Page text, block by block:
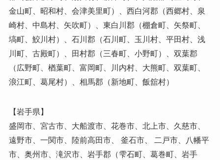
金山町、昭和村、会津美里町）、西白河郡（西郷村、泉
崎村、中島村、矢吹町）、東白川郡（棚倉町、矢祭町、
塙町、鮫川村）、石川郡（石川町、玉川村、平田村、浅
川町、古殿町）、田村郡（三春町、小野町）、双葉郡
（広野町、楢葉町、富岡町、川内村、大熊町、双葉町、
浪江町、葛尾村）、相馬郡（新地町、飯舘村）
【岩手県】
盛岡市、宮古市、大船渡市、花巻市、北上市、久慈市、
遠野市、一関市、陸前高田市、 釜石市、 二戸市、八幡平
市、奥州市、滝沢市、岩手郡（雫石町、葛巻町、岩手